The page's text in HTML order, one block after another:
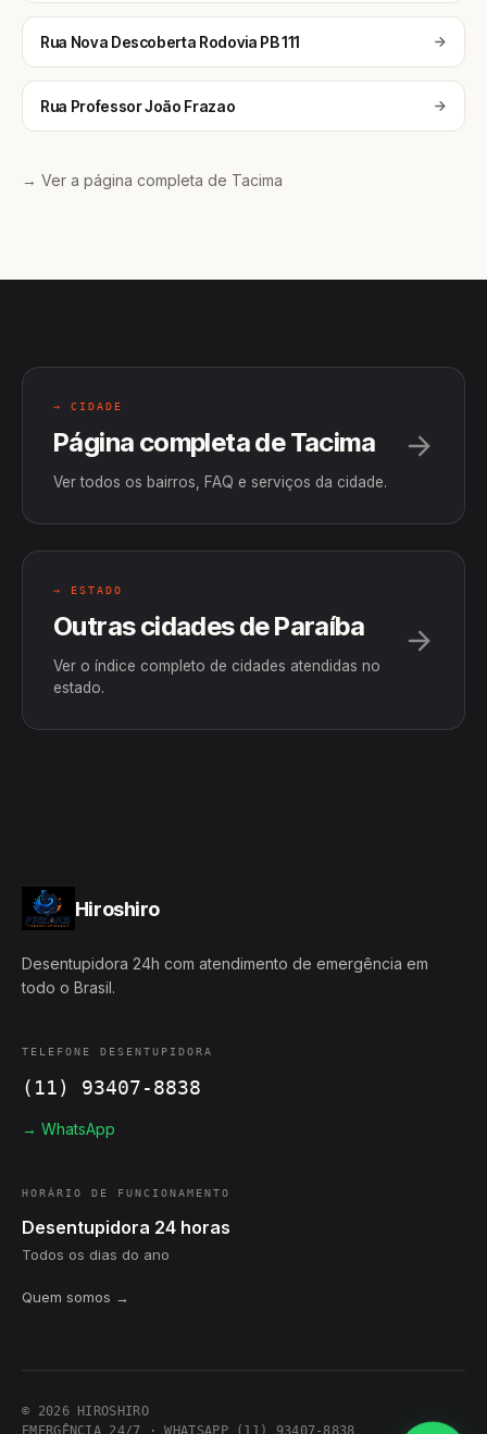
Rua Nova Descoberta Rodovia PB 111
Rua Professor João Frazao
→ Ver a página completa de Tacima
→ CIDADE
Página completa de Tacima
Ver todos os bairros, FAQ e serviços da cidade.
→ ESTADO
Outras cidades de Paraíba
Ver o índice completo de cidades atendidas no
estado.
Hiroshiro
Desentupidora 24h com atendimento de emergência em
todo o Brasil.
TELEFONE DESENTUPIDORA
(11) 93407-8838
→ WhatsApp
HORÁRIO DE FUNCIONAMENTO
Desentupidora 24 horas
Todos os dias do ano
Quem somos →
© 2026 HIROSHIRO
EMERGÊNCIA 24/7 · WHATSAPP (11) 93407-8838